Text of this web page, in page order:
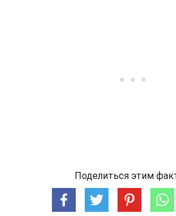
Поделиться этим